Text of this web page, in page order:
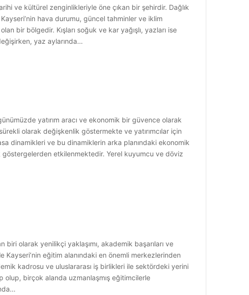
ve kültürel zenginlikleriyle öne çıkan bir şehirdir. Dağlık
hava durumu, güncel tahminler ve iklim
bir bölgedir. Kışları soğuk ve kar yağışlı, yazları ise
yaz aylarında…
yatırım aracı ve ekonomik bir güvence olarak
olarak değişkenlik göstermekte ve yatırımcılar için
dinamikleri ve bu dinamiklerin arka planındaki ekonomik
göstergelerden etkilenmektedir. Yerel kuyumcu ve döviz
olarak yenilikçi yaklaşımı, akademik başarıları ve
eğitim alanındaki en önemli merkezlerinden
kadrosu ve uluslararası iş birlikleri ile sektördeki yerini
olup, birçok alanda uzmanlaşmış eğitimcilerle